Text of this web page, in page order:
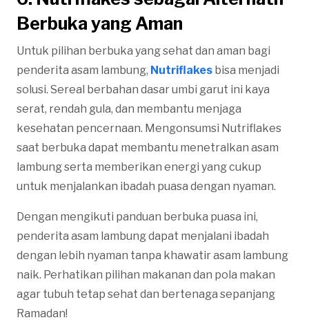
Berbuka yang Aman
Untuk pilihan berbuka yang sehat dan aman bagi
penderita asam lambung, Nutriflakes bisa menjadi
solusi. Sereal berbahan dasar umbi garut ini kaya
serat, rendah gula, dan membantu menjaga
kesehatan pencernaan. Mengonsumsi Nutriflakes
saat berbuka dapat membantu menetralkan asam
lambung serta memberikan energi yang cukup
untuk menjalankan ibadah puasa dengan nyaman.
Dengan mengikuti panduan berbuka puasa ini,
penderita asam lambung dapat menjalani ibadah
dengan lebih nyaman tanpa khawatir asam lambung
naik. Perhatikan pilihan makanan dan pola makan
agar tubuh tetap sehat dan bertenaga sepanjang
Ramadan!